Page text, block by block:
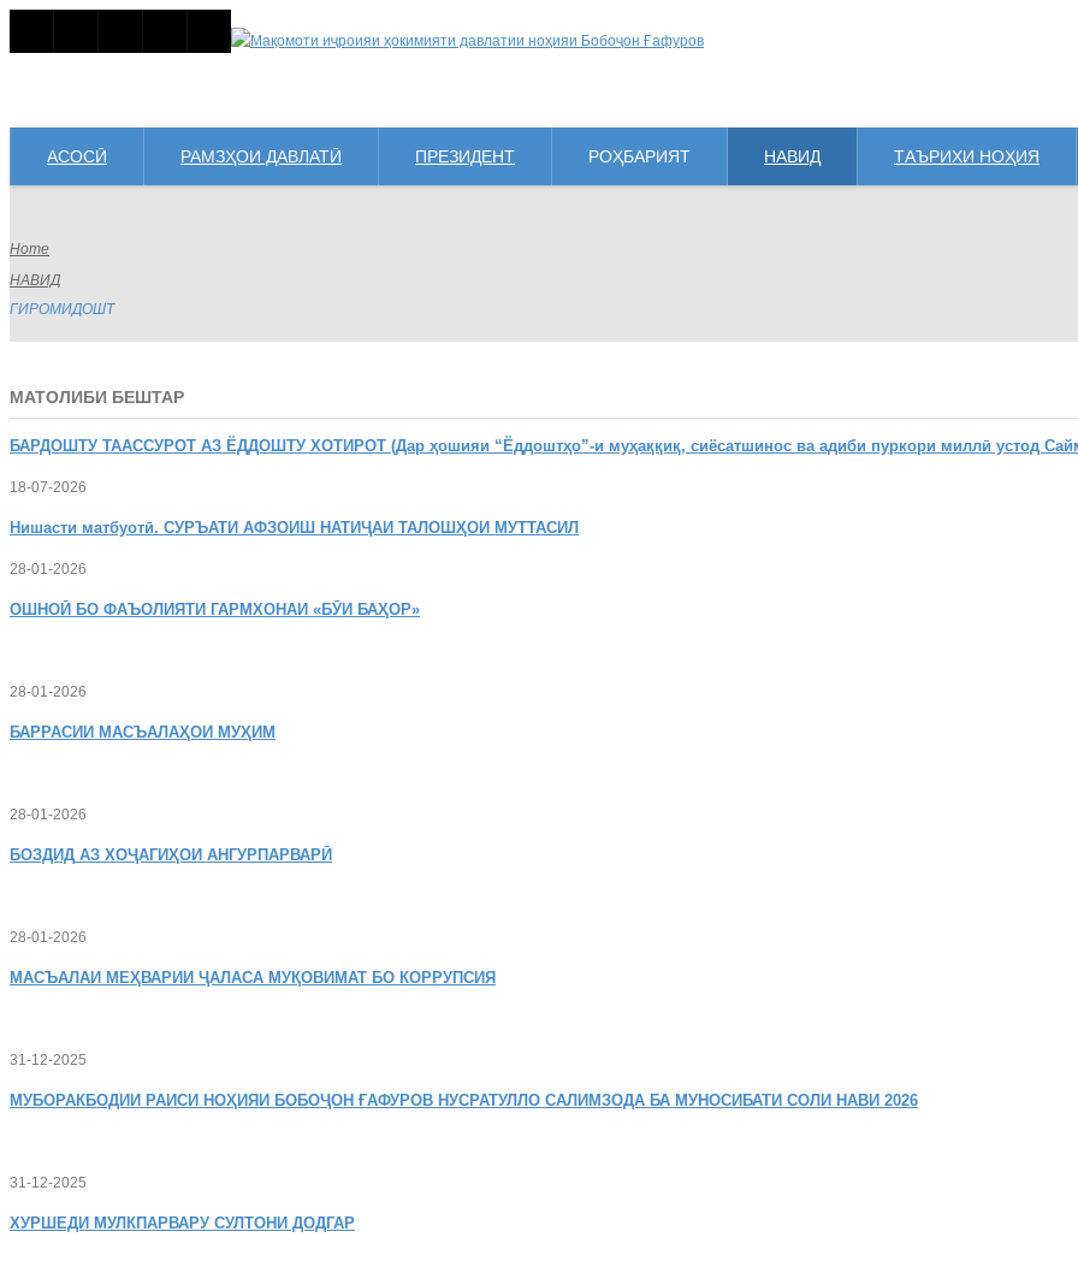
АСОСӢ РАМЗҲОИ ДАВЛАТӢ ПРЕЗИДЕНТ РОҲБАРИЯТ НАВИД ТАЪРИХИ НОҲИЯ
Home
НАВИД
ГИРОМИДОШТ
МАТОЛИБИ БЕШТАР
БАРДОШТУ ТААССУРОТ АЗ ЁДДОШТУ ХОТИРОТ (Дар ҳошияи “Ёддоштҳо”-и муҳаққиқ, сиёсатшинос ва адиби пуркори миллӣ устод
18-07-2026
Нишасти матбуотӣ. СУРЪАТИ АФЗОИШ НАТИҶАИ ТАЛОШҲОИ МУТТАСИЛ
28-01-2026
ОШНОӢ БО ФАЪОЛИЯТИ ГАРМХОНАИ «БӮИ БАҲОР»
28-01-2026
БАРРАСИИ МАСЪАЛАҲОИ МУҲИМ
28-01-2026
БОЗДИД АЗ ХОҶАГИҲОИ АНГУРПАРВАРӢ
28-01-2026
МАСЪАЛАИ МЕҲВАРИИ ҶАЛАСА МУҚОВИМАТ БО КОРРУПСИЯ
31-12-2025
МУБОРАКБОДИИ РАИСИ НОҲИЯИ БОБОҶОН ҒАФУРОВ НУСРАТУЛЛО САЛИМЗОДА БА МУНОСИБАТИ СОЛИ НАВИ 2026
31-12-2025
ХУРШЕДИ МУЛКПАРВАРУ СУЛТОНИ ДОДГАР